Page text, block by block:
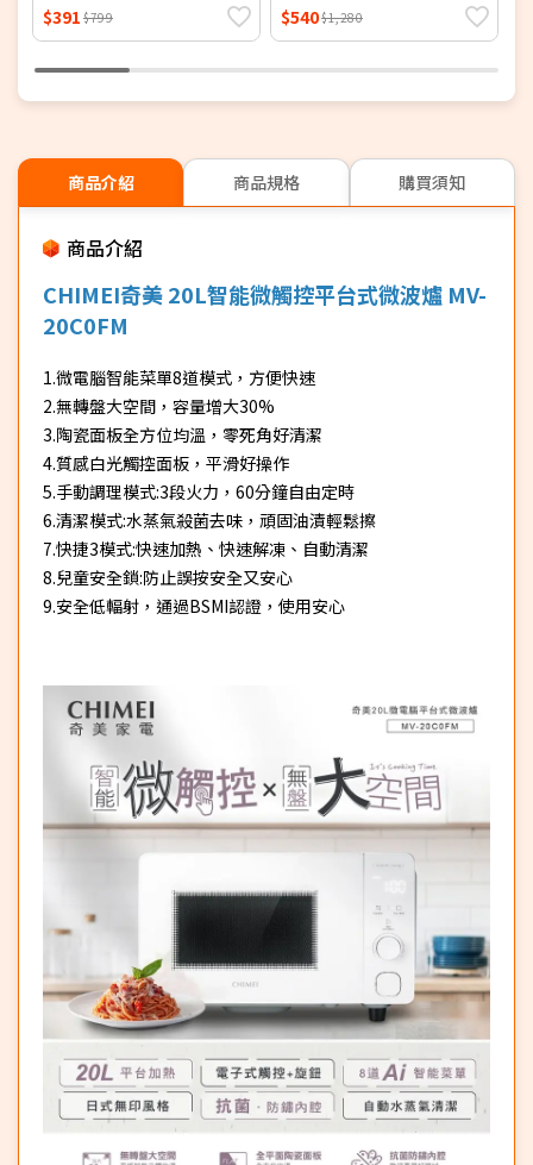
$391 $799 $540$1,280
商品介紹 商品規格 購買須知
商品介紹
CHIMEI奇美 20L智能微觸控平台式微波爐 MV-
20C0FM
1.微電腦智能菜單8道模式，方便快速
2.無轉盤大空間，容量增大30%
3.陶瓷面板全方位均溫，零死角好清潔
4.質感白光觸控面板，平滑好操作
5.手動調理模式:3段火力，60分鐘自由定時
6.清潔模式:水蒸氣殺菌去味，頑固油漬輕鬆擦
7.快捷3模式:快速加熱、快速解凍、自動清潔
8.兒童安全鎖:防止誤按安全又安心
9.安全低輻射，通過BSMI認證，使用安心